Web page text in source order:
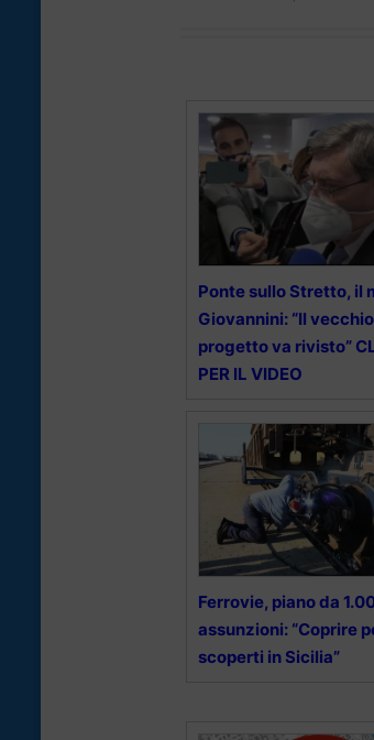
Ponte sullo Stretto, il
Giovannini: “Il vecchio
progetto va rivisto”
PER IL VIDEO
Ferrovie, piano da
assunzioni: “Coprire
scoperti in Sicilia”